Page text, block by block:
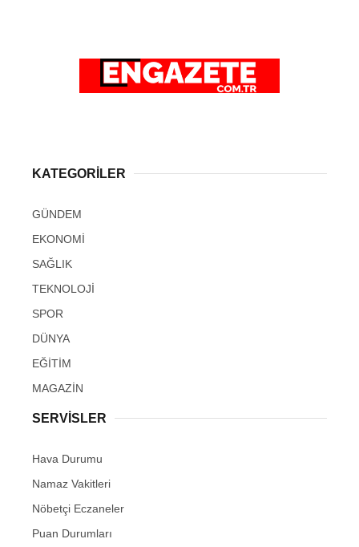
KATEGORİLER
GÜNDEM
EKONOMİ
SAĞLIK
TEKNOLOJİ
SPOR
DÜNYA
EĞİTİM
MAGAZİN
SERVİSLER
Hava Durumu
Namaz Vakitleri
Nöbetçi Eczaneler
Puan Durumları